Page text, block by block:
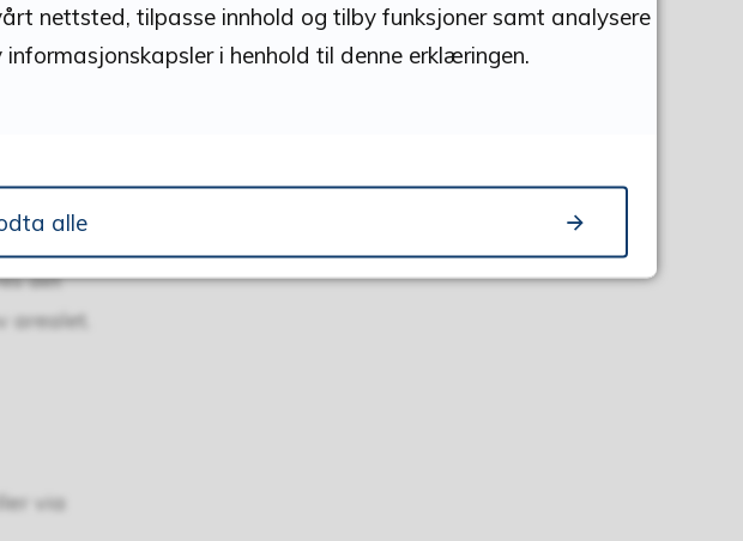
om
det
arealet.
via
nettsted, tilpasse innhold og tilby funksjoner samt analysere
i henhold til denne erklæringen.
alle